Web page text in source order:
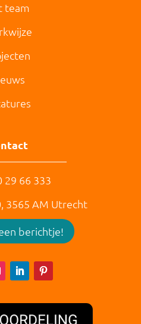
team
29 66 333
3565 AM Utrecht
berichtje!